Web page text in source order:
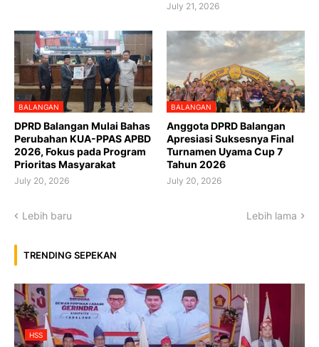
July 21, 2026
BALANGAN
DPRD Balangan Mulai Bahas
Perubahan KUA-PPAS APBD
2026, Fokus pada Program
Prioritas Masyarakat
July 20, 2026
BALANGAN
Anggota DPRD Balangan
Apresiasi Suksesnya Final
Turnamen Uyama Cup 7
Tahun 2026
July 20, 2026
Lebih baru Lebih lama
TRENDING SEPEKAN
HSS